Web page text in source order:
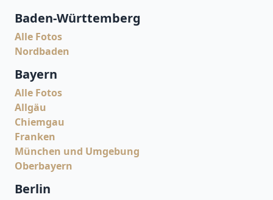
Baden-Württemberg
Alle Fotos
Nordbaden
Bayern
Alle Fotos
Allgäu
Chiemgau
Franken
München und Umgebung
Oberbayern
Berlin